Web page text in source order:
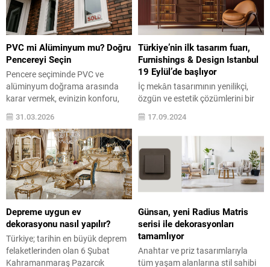
PVC mi Alüminyum mu? Doğru
Pencereyi Seçin
Pencere seçiminde PVC ve
alüminyum doğrama arasında
karar vermek, evinizin konforu,
açısından önemlidir. Bu tercih,
sadece malzemenin görünümü
değil, aynı zamanda dayanıklılık,
bakım, yalıtım performansı ve
maliyet açısından da
değerlendirilmelidir. PVC
doğramanın özellikleri arasında
yüksek ısı ve ses yalıtımı bulunur.
Kapalı yapısı sayesinde ısı kaybını
minimuma...
31.03.2026
Türkiye’nin ilk tasarım fuarı,
Furnishings & Design Istanbul
19 Eylül’de başlıyor
İç mekân tasarımının yenilikçi,
özgün ve estetik çözümlerini bir
Design Istanbul (FDI), 19 Eylül
Perşembe günü kapılarını açıyor.
Mobilya Dernekleri Federasyonu
(MOSFED) tarafından organize
edilen ve Türkiye’nin ilk tasarım
odaklı fuarı olma özelliğini taşıyan
FDI’da, ürün sergilemelerinin yanı
sıra tasarımcı ile üreticiyi
buluşturan pek çok sempozyum...
17.09.2024
Depreme uygun ev
dekorasyonu nasıl yapılır?
Türkiye; tarihin en büyük deprem
felaketlerinden olan 6 Şubat
Kahramanmaraş Pazarcık
Günsan, yeni Radius Matris
serisi ile dekorasyonları
tamamlıyor
Anahtar ve priz tasarımlarıyla
tüm yaşam alanlarına stil sahibi